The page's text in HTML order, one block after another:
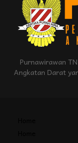
Purnawirawan
Angkatan Darat